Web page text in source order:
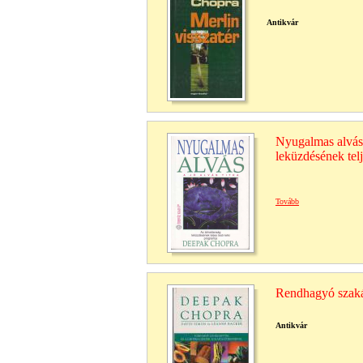
Antikvár
Nyugalmas
leküzdésének
Tovább
Rendhagyó
Antikvár